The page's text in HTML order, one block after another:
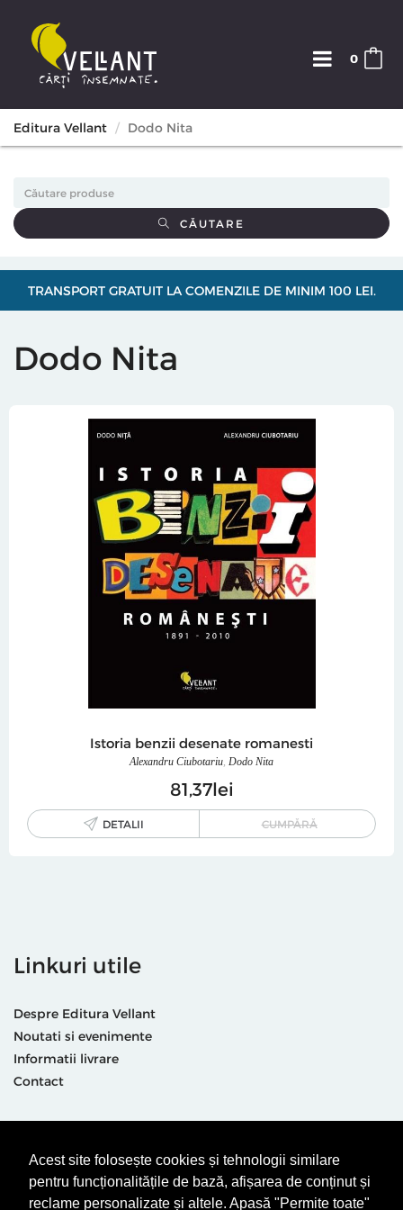
Acest site folosește cookies și tehnologii similare
pentru funcționalitățile de bază, afișarea de conținut și
reclame personalizate și altele. Apasă "Permite toate"
0
Editura Vellant Dodo Nita
CĂUTARE
TRANSPORT GRATUIT LA COMENZILE DE MINIM 100 LEI.
Dodo Nita
Istoria benzii desenate romanesti
Alexandru Ciubotariu, Dodo Nita
81 37lei
DETALII CUMPĂRĂ
Linkuri utile
Despre Editura Vellant
Noutati si evenimente
Informatii livrare
Contact